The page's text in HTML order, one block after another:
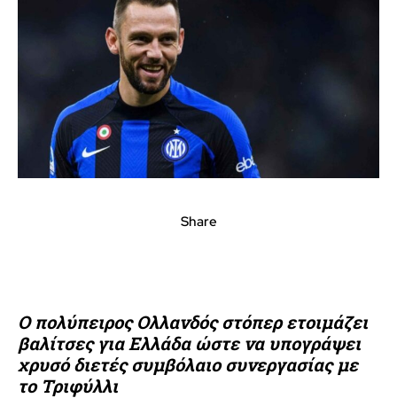
Share
Ο πολύπειρος Ολλανδός στόπερ ετοιμάζει
βαλίτσες για Ελλάδα ώστε να υπογράψει
χρυσό διετές συμβόλαιο συνεργασίας με
το Τριφύλλι